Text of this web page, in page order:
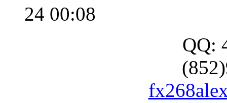
24 00:08
QQ: